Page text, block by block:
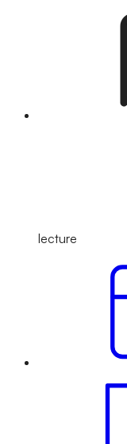
lecture